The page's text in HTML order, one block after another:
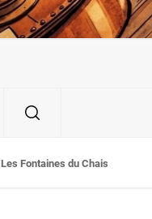
Some Kind Ov POH !